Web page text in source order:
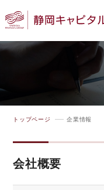
トップページ 企業情報
会社概要